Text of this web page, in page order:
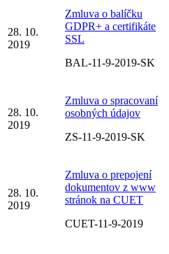
28. 10.
2019
Zmluva o balíčku
GDPR+ a certifikáte
SSL
BAL-11-9-2019-SK
28. 10.
2019
Zmluva o spracovaní
osobných údajov
ZS-11-9-2019-SK
28. 10.
2019
Zmluva o prepojení
dokumentov z www
stránok na CUET
CUET-11-9-2019